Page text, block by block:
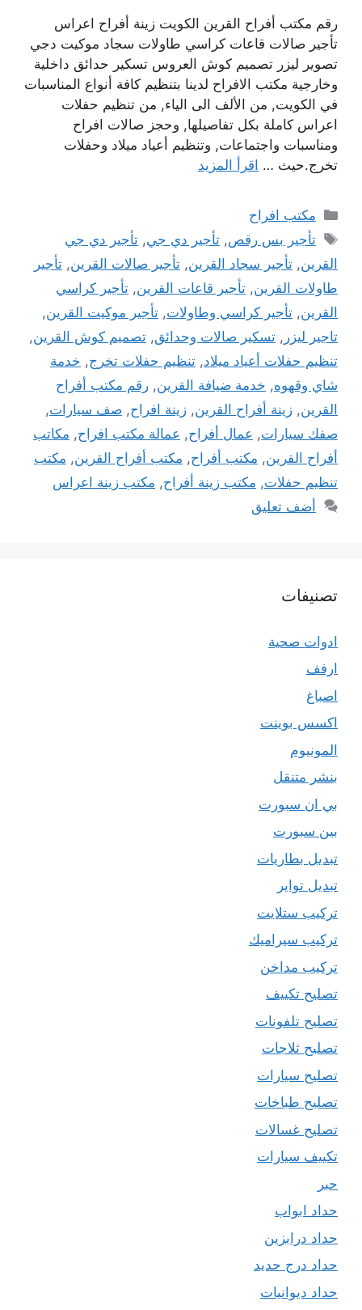
رقم مكتب أفراح القرين الكويت زينة أفراح اعراس
تأجير صالات قاعات كراسي طاولات سجاد موكيت دجي
تصوير ليزر تصميم كوش العروس تسكير حدائق داخلية
وخارجية مكتب الافراح لدينا بتنظيم كافة أنواع المناسبات
في الكويت, من الألف الى الياء, من تنظيم حفلات
اعراس كاملة بكل تفاصيلها, وحجز صالات افراح
ومناسبات واجتماعات, وتنظيم أعياد ميلاد وحفلات
تخرج.حيث … اقرأ المزيد
التصنيفات
مكتب افراح
الوسوم
تأجير بس رقص,تأجير دي جي,تأجير دي جي
القرين, تأجير سجاد القرين, تأجير صالات القرين, تأجير
طاولات القرين, تأجير قاعات القرين, تأجير كراسي
القرين, تأجير كراسي وطاولات, تأجير موكيت القرين,
تاجير ليزر , تسكير صالات وحدائق, تصميم كوش القرين,
تنظيم حفلات أعياد ميلاد, تنظيم حفلات تخرج, خدمة
شاي وقهوه, خدمة ضيافة القرين, رقم مكتب أفراح
القرين, زينة أفراح القرين, زينة افراح, صف سيارات,
صفك سيارات, عمال أفراح, عمالة مكتب افراح, مكاتب
أفراح القرين, مكتب أفراح, مكتب أفراح القرين, مكتب
تنظيم حفلات, مكتب زينة أفراح, مكتب زينة اعراس
أضف تعليق
تصنيفات
ادوات صحية
ارفف
اصباغ
اكسس بوينت
المونيوم
بنشر متنقل
بي ان سبورت
بين سبورت
تبديل بطاريات
تبديل تواير
تركيب ستلايت
تركيب سيراميك
تركيب مداخن
تصليح تكييف
تصليح تلفونات
تصليح ثلاجات
تصليح سيارات
تصليح طباخات
تصليح غسالات
تكييف سيارات
حبر
حداد ابواب
حداد درابزين
حداد درج حديد
حداد ديوانيات